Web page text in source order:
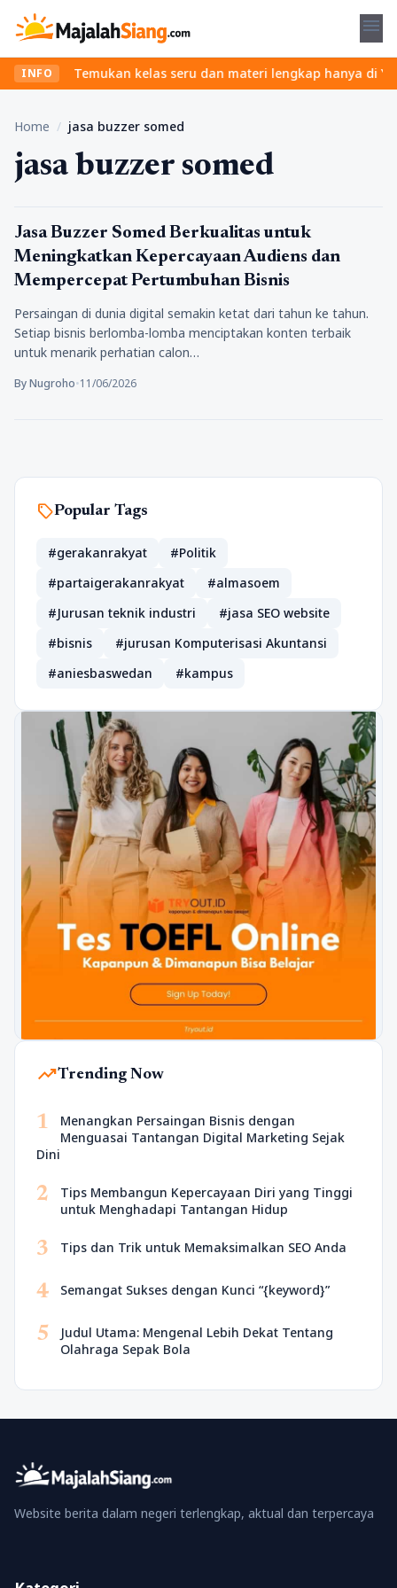
menu
INFO
ribet? Temukan kelas seru dan materi lengkap hanya di
Home / jasa buzzer somed
jasa buzzer somed
sosmed
Jasa Buzzer Somed Berkualitas untuk
Meningkatkan Kepercayaan Audiens dan
Mempercepat Pertumbuhan Bisnis
Persaingan di dunia digital semakin ketat dari tahun ke tahun.
Setiap bisnis berlomba-lomba menciptakan konten terbaik
untuk menarik perhatian calon…
By Nugroho•11/06/2026
sellPopular Tags
#gerakanrakyat
#Politik
#partaigerakanrakyat
#almasoem
#Jurusan teknik industri
#jasa SEO website
#bisnis
#jurusan Komputerisasi Akuntansi
#aniesbaswedan
#kampus
trending_upTrending Now
1
Menangkan Persaingan Bisnis dengan
Menguasai Tantangan Digital Marketing Sejak
Dini
2
Tips Membangun Kepercayaan Diri yang Tinggi
untuk Menghadapi Tantangan Hidup
3 Tips dan Trik untuk Memaksimalkan SEO Anda
4 Semangat Sukses dengan Kunci “{keyword}”
5
Judul Utama: Mengenal Lebih Dekat Tentang
Olahraga Sepak Bola
Website berita dalam negeri terlengkap, aktual dan terpercaya